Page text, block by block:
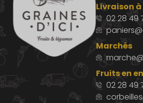
Livraison
02 28 49
Marchés
Fruits en
02 28 49